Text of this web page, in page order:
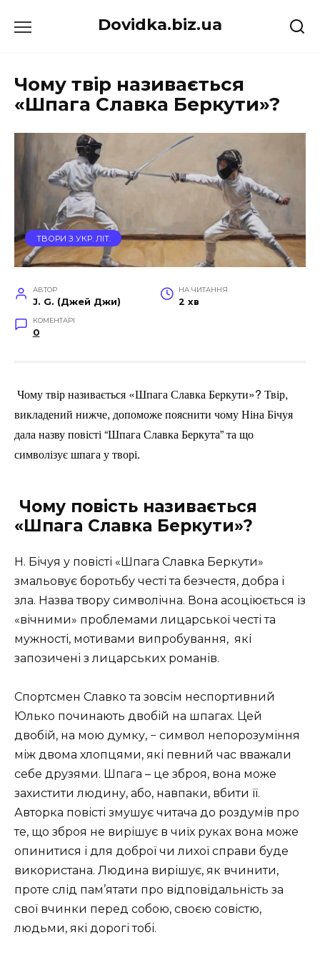
до
Dovidka.biz.ua
Чому твір називається
«Шпага Славка Беркути»?
ТВОРИ З УКР. ЛІТ.
АВТОР
J. G. (Джей Джи)
НА ЧИТАННЯ
2 хв
КОМЕНТАРІ
0
Чому твір називається «Шпага Славка Беркути»? Твір,
викладений нижче, допоможе пояснити чому Ніна Бічуя
дала назву повісті “Шпага Славка Беркута” та що
символізує шпага у творі.
Чому повість називається
«Шпага Славка Беркути»?
Н. Бічуя у повісті «Шпага Славка Беркути»
змальовує боротьбу честі та безчестя, добра і
зла. Назва твору символічна. Вона асоціюється із
«вічними» проблемами лицарської честі та
мужності, мотивами випробування, які
запозичені з лицарських романів.
Спортсмен Славко та зовсім неспортивний
Юлько починають двобій на шпагах. Цей
двобій, на мою думку, − символ непорозуміння
між двома хлопцями, які певний час вважали
себе друзями. Шпага – це зброя, вона може
захистити людину, або, навпаки, вбити її.
Авторка повісті змушує читача до роздумів про
те, що зброя не вирішує в чиїх руках вона може
опинитися і для доброї чи лихої справи буде
використана. Людина вирішує, як вчинити,
проте слід пам’ятати про відповідальність за
свої вчинки перед собою, своєю совістю,
людьми, які дорогі тобі.